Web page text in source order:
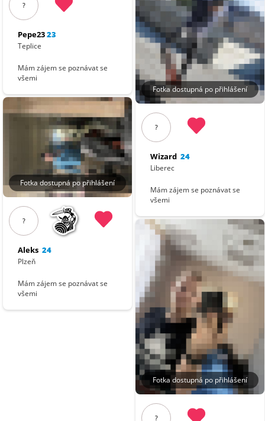
?
Pepe2323
Teplice
Mám zájem se poznávat se
všemi
Fotka dostupná po přihlášení
?
Aleks 24
Plzeň
Mám zájem se poznávat se
všemi
Fotka dostupná po přihlášení
?
Wizard 24
Liberec
Mám zájem se poznávat se
všemi
Fotka dostupná po přihlášení
?